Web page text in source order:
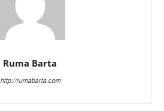
Ruma Barta
http://rumabarta.com